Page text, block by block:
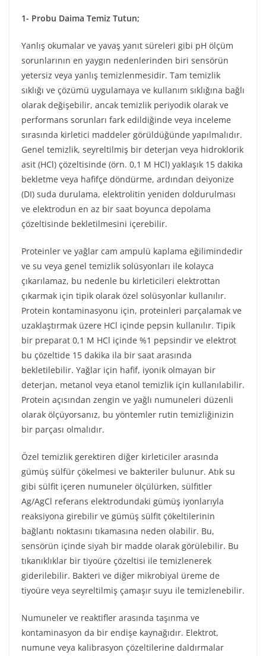
1- Probu Daima Temiz Tutun;
Yanlış okumalar ve yavaş yanıt süreleri gibi pH ölçüm
sorunlarının en yaygın nedenlerinden biri sensörün
yetersiz veya yanlış temizlenmesidir. Tam temizlik
sıklığı ve çözümü uygulamaya ve kullanım sıklığına bağlı
olarak değişebilir, ancak temizlik periyodik olarak ve
performans sorunları fark edildiğinde veya inceleme
sırasında kirletici maddeler görüldüğünde yapılmalıdır.
Genel temizlik, seyreltilmiş bir deterjan veya hidroklorik
asit (HCl) çözeltisinde (örn. 0,1 M HCl) yaklaşık 15 dakika
bekletme veya hafifçe döndürme, ardından deiyonize
(DI) suda durulama, elektrolitin yeniden doldurulması
ve elektrodun en az bir saat boyunca depolama
çözeltisinde bekletilmesini içerebilir.
Proteinler ve yağlar cam ampulü kaplama eğilimindedir
ve su veya genel temizlik solüsyonları ile kolayca
çıkarılamaz, bu nedenle bu kirleticileri elektrottan
çıkarmak için tipik olarak özel solüsyonlar kullanılır.
Protein kontaminasyonu için, proteinleri parçalamak ve
uzaklaştırmak üzere HCl içinde pepsin kullanılır. Tipik
bir preparat 0,1 M HCl içinde %1 pepsindir ve elektrot
bu çözeltide 15 dakika ila bir saat arasında
bekletilebilir. Yağlar için hafif, iyonik olmayan bir
deterjan, metanol veya etanol temizlik için kullanılabilir.
Protein açısından zengin ve yağlı numuneleri düzenli
olarak ölçüyorsanız, bu yöntemler rutin temizliğinizin
bir parçası olmalıdır.
Özel temizlik gerektiren diğer kirleticiler arasında
gümüş sülfür çökelmesi ve bakteriler bulunur. Atık su
gibi sülfit içeren numuneler ölçülürken, sülfitler
Ag/AgCl referans elektrodundaki gümüş iyonlarıyla
reaksiyona girebilir ve gümüş sülfit çökeltilerinin
bağlantı noktasını tıkamasına neden olabilir. Bu,
sensörün içinde siyah bir madde olarak görülebilir. Bu
tıkanıklıklar bir tiyoüre çözeltisi ile temizlenerek
giderilebilir. Bakteri ve diğer mikrobiyal üreme de
tiyoüre veya seyreltilmiş çamaşır suyu ile temizlenebilir.
Numuneler ve reaktifler arasında taşınma ve
kontaminasyon da bir endişe kaynağıdır. Elektrot,
numune veya kalibrasyon çözeltilerine daldırmalar